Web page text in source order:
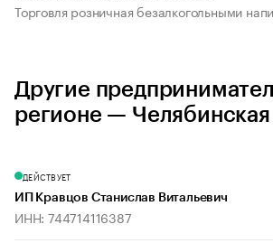
Торговля розничная безалкогольными
Другие
регионе — Челябинская
ДЕЙСТВУЕТ
ИП Кравцов Станислав Витальевич
ИНН: 744714116387